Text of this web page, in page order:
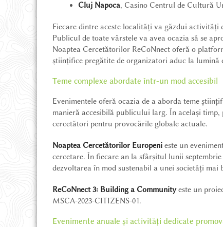
AVENTURĂ ȘI DRUMEȚIE
HĂRȚI ȘI CĂRȚI
Cluj Napoca, Casino Centrul de Cultură
Fiecare dintre aceste localități va găzdui
Publicul de toate vârstele va avea ocazia să se
Noaptea Cercetătorilor ReCoNnect oferă o
științifice pregătite de organizatori aduc la
Teme complexe abordate într-un mod accesibil
Evenimentele oferă ocazia de a aborda teme
manieră accesibilă publicului larg. În același
cercetători pentru provocările globale actuale.
Noaptea Cercetătorilor Europeni este un
cercetare. În fiecare an la sfârșitul lunii
dezvoltarea în mod sustenabil a unei societăți mai
ReCoNnect 3: Building a Communityeste un
MSCA-2023-CITIZENS-01.
Evenimente anuale și activități dedicate